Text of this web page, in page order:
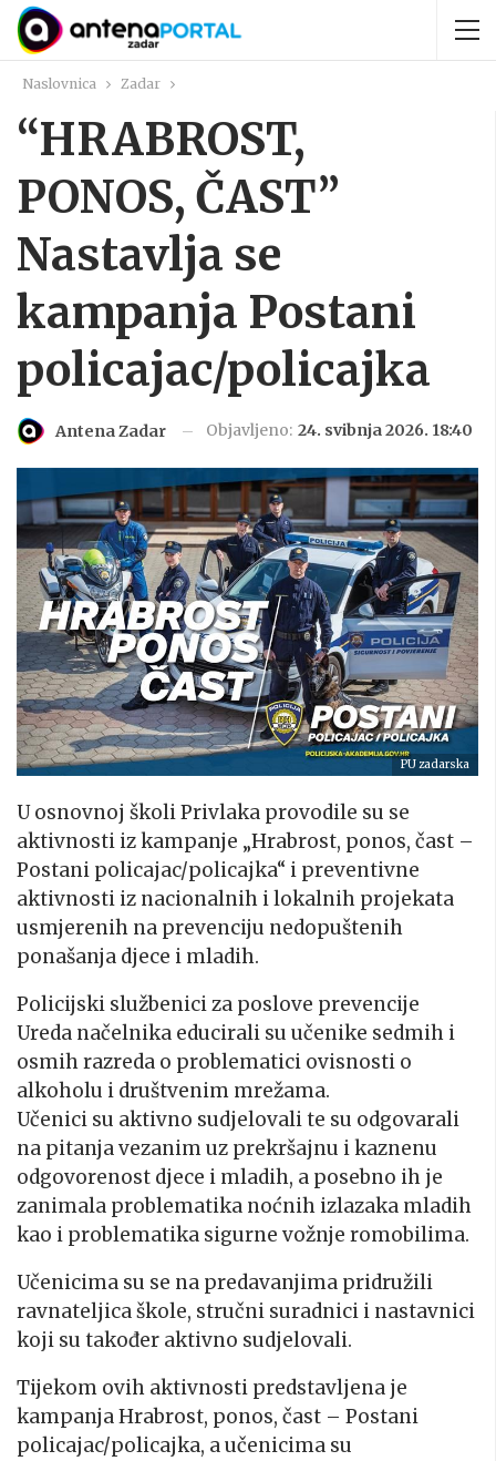
Naslovnica Zadar
“HRABROST,
PONOS, ČAST”
Nastavlja se
kampanja Postani
policajac/policajka
Antena Zadar Objavljeno: 24. svibnja 2026. 18:40
PU zadarska
U osnovnoj školi Privlaka provodile su se
aktivnosti iz kampanje „Hrabrost, ponos, čast –
Postani policajac/policajka“ i preventivne
aktivnosti iz nacionalnih i lokalnih projekata
usmjerenih na prevenciju nedopuštenih
ponašanja djece i mladih.
Policijski službenici za poslove prevencije
Ureda načelnika educirali su učenike sedmih i
osmih razreda o problematici ovisnosti o
alkoholu i društvenim mrežama.
Učenici su aktivno sudjelovali te su odgovarali
na pitanja vezanim uz prekršajnu i kaznenu
odgovorenost djece i mladih, a posebno ih je
zanimala problematika noćnih izlazaka mladih
kao i problematika sigurne vožnje romobilima.
Učenicima su se na predavanjima pridružili
ravnateljica škole, stručni suradnici i nastavnici
koji su također aktivno sudjelovali.
Tijekom ovih aktivnosti predstavljena je
kampanja Hrabrost, ponos, čast – Postani
policajac/policajka, a učenicima su